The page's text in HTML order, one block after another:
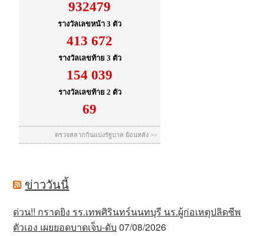
ข่าววันนี้
ด่วน!! กราดยิง รร.เทพศิรินทร์นนทบุรี นร.ผู้ก่อเหตุปลิดชีพ
ตัวเอง เผยยอดบาดเจ็บ-ดับ 07/08/2026